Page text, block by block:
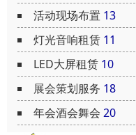
活动现场布置 13
灯光音响租赁 11
LED大屏租赁 10
展会策划服务 18
年会酒会舞会 20